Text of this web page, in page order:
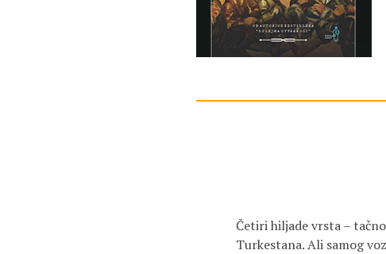
Četiri hiljade vrsta –
Turkestana. Ali samog